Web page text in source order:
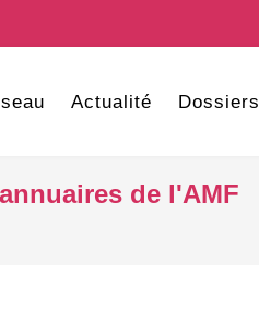
Actualité Dossiers
de l'AMF